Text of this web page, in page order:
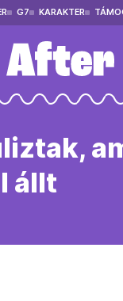
G7 KARAKTER
állt